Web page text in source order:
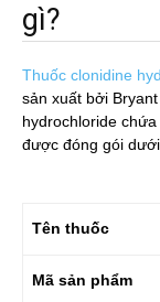
gì?
Thuốc clonidine
sản xuất bởi
hydrochloride
được đóng gói
Tên thuốc
Mã sản phẩm